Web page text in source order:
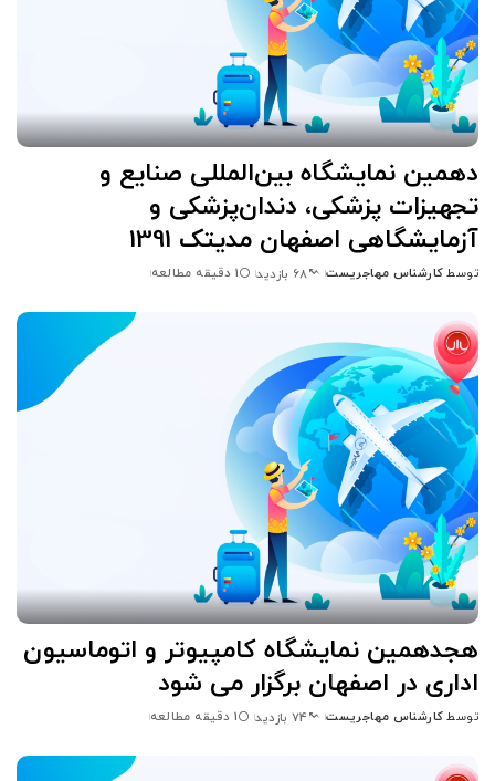
دهمین نمایشگاه بین‌المللی صنایع و
تجهیزات پزشکی، دندان‌پزشکی و
آزمایشگاهی اصفهان مدیتک 1391
ارسال
توسط
توسط کارشناس مهاجریست 68 بازدید 1 دقیقه مطالعه
هجدهمین نمایشگاه کامپیوتر و اتوماسیون
اداری در اصفهان برگزار می شود
ارسال
توسط
توسط کارشناس مهاجریست 74 بازدید 1 دقیقه مطالعه